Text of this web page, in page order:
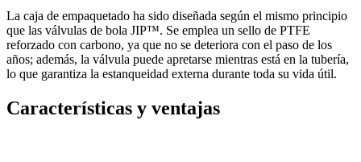
La caja de empaquetado ha sido diseñada según el mismo principio
que las válvulas de bola JIP™. Se emplea un sello de PTFE
reforzado con carbono, ya que no se deteriora con el paso de los
años; además, la válvula puede apretarse mientras está en la tubería,
lo que garantiza la estanqueidad externa durante toda su vida útil.
Características y ventajas